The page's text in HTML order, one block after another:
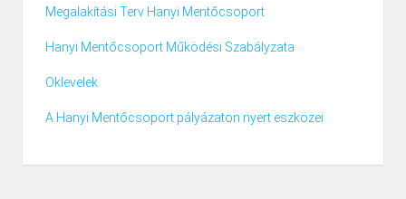
Megalakítási Terv Hanyi Mentőcsoport
Hanyi Mentőcsoport Működési Szabályzata
Oklevelek
A Hanyi Mentőcsoport pályázaton nyert eszközei